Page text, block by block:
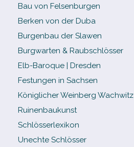
Bau von Felsenburgen
Berken von der Duba
Burgenbau der Slawen
Burgwarten & Raubschlösser
Elb-​Baroque | Dresden
Festungen in Sachsen
Königlicher Weinberg Wachwitz
Ruinenbaukunst
Schlösserlexikon
Unechte Schlösser